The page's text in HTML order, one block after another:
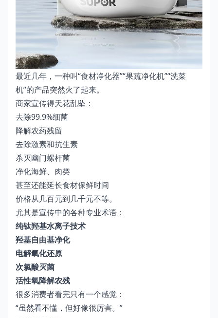
最近几年，一种叫“食材净化器”“果蔬净化机”“洗菜
机”的产品突然火了起来。
商家宣传得天花乱坠：
去除99.9%细菌
降解农药残留
去除激素和抗生素
杀灭幽门螺杆菌
净化海鲜、肉类
甚至还能延长食材保鲜时间
价格从几百元到几千元不等。
尤其是宣传中的各种专业术语：
纯钛羟基水离子技术
羟基自由基净化
电解氧化还原
次氯酸灭菌
活性氧降解农残
很多消费者看完只有一个感觉：
“虽然看不懂，但好像很厉害。”